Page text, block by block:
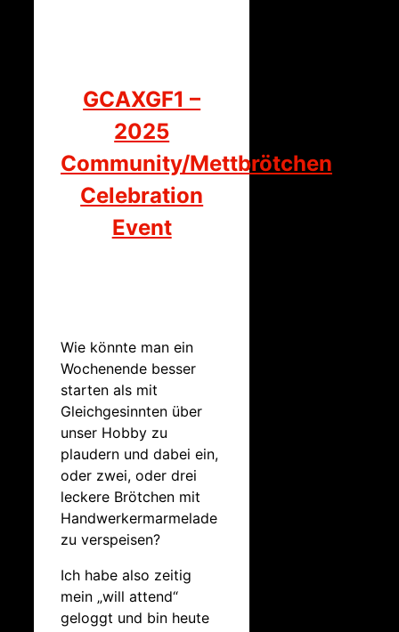
GCAXGF1 –
2025
Community/Mettbrötchen
Celebration
Event
Wie könnte man ein
Wochenende besser
starten als mit
Gleichgesinnten über
unser Hobby zu
plaudern und dabei ein,
oder zwei, oder drei
leckere Brötchen mit
Handwerkermarmelade
zu verspeisen?
Ich habe also zeitig
mein „will attend“
geloggt und bin heute